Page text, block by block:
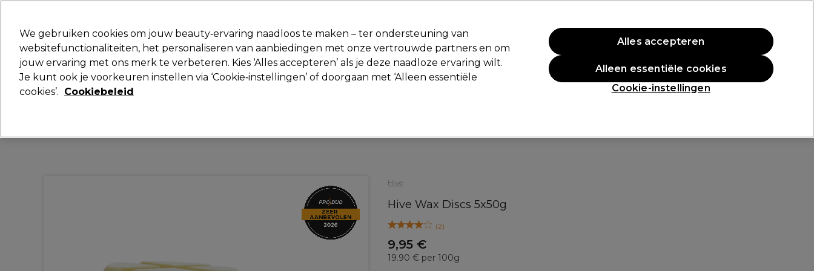
Aanmelden
Merken Deals Haar Elektra Beauty Salon interieur Mannen Vegan Nieuwe producten Professionele Awards
Volgende dag geleverd*
Hive
Hive Wax Discs 5x50g
(2)
9,95 €
19.90 € per 100g
We gebruiken cookies om jouw beauty‑ervaring naadloos te maken – ter ondersteuning van
websitefunctionaliteiten, het personaliseren van aanbiedingen met onze vertrouwde partners en om
jouw ervaring met ons merk te verbeteren. Kies ‘Alles accepteren’ als je deze naadloze ervaring wilt.
Je kunt ook je voorkeuren instellen via ‘Cookie‑instellingen’ of doorgaan met ‘Alleen essentiële
cookies’. Cookiebeleid Cookie-instellingen
Alleen essentiële cookies
Alles accepteren